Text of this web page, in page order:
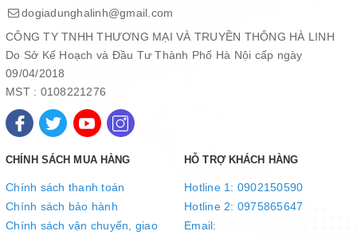
3/ BẢO HÀNH chính hãng 12 tháng theo chính sách Điện Quang
áp dụng cho toàn hệ thống showroom.
dogiadunghalinh@gmail.com
CÔNG TY TNHH THƯƠNG MẠI VÀ TRUYỀN THÔNG HÀ LINH
Do Sở Kế Hoạch và Đầu Tư Thành Phố Hà Nội cấp ngày
09/04/2018
MST : 0108221276
CHÍNH SÁCH MUA HÀNG
Chính sách thanh toán
Chính sách bảo hành
Chính sách vận chuyển, giao
HỖ TRỢ KHÁCH HÀNG
Hotline 1: 0902150590
Hotline 2: 0975865647
Email: